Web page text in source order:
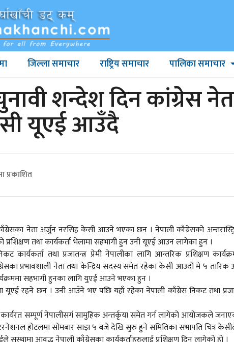
जिल्ला समाचार राष्ट्रिय समाचार पालिका समाचार
शन्देश दिन कांग्रेस
यूएई आउँदै
प्रकाशित
नेता अर्जुन नरसिंह केसी आउने भएका छन । नेपाली काँग्रेसको
तथा कार्यकर्ता भेलामा सहभागी हुन उनी यूएई आउन लागेका हुन ।
कार्यकर्ता तथा प्रजातन्त्र प्रेमी नेपालीका लागि आन्तरिक प्रशिक्षण
प्रभावशाली नेता तथा केन्द्रिय सदस्य समेत रहेका केसी आउदो मे ५
सहभागी हुनका लागि युएई आउने भएका हुन ।
रहने छन । उनी आउँने भए पछि यहाँ रहेका नेपाली काँग्रेस निकट तथा
सम्पूर्ण नेपालीसगं सामुहिक अन्तर्कृया समेत गर्न लागेको आयोजकले
होटलमा सोमबार साझ ५ बजे देखि सुरु हुने समितिका सभापति चित्र